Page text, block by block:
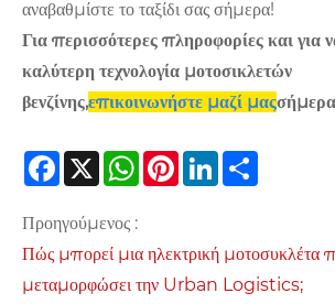
αναβαθμίστε το ταξίδι σας σήμερα!
Για περισσότερες πληροφορίες και για
καλύτερη τεχνολογία μοτοσικλετών
βενζίνης,επικοινωνήστε μαζί μας
Facebook
X WhatsApp
PinterestLinkedIn
Προηγούμενος :
Πώς μπορεί μια ηλεκτρική μοτοσυκλέτα
μεταμορφώσει την Urban Logistics;